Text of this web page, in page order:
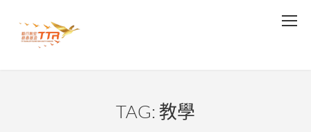
TAG: 教學